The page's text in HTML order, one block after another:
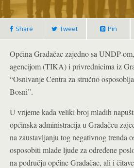
Share Tweet Pin
Općina Gradačac zajedno sa UNDP-
agencijom (TIKA) i privrednicima iz
“Osnivanje Centra za stručno
Bosni”.
U vrijeme kada veliki broj mladih
općinska administracija u Gradačcu
na zaustavljanju tog negativnog trenda
osposobiti mlade ljude za određene
na području općine Gradačac, ali i